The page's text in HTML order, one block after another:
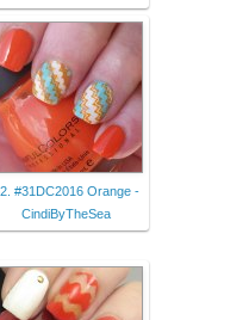
#31DC2016 Orange -
CindiByTheSea